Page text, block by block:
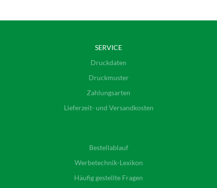
SERVICE
Druckdaten
Druckmuster
Zahlungsarten
Lieferzeit- und Versandkosten
Bestellablauf
Werbetechnik-Lexikon
Häufig gestellte Fragen